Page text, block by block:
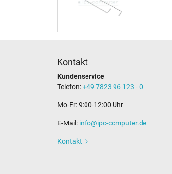
Kontakt
Kundenservice
Telefon:+49 7823 96 123 - 0
Mo-Fr: 9:00-12:00 Uhr
E-Mail: info@ipc-computer.de
Kontakt